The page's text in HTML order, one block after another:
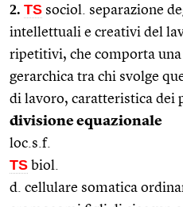
2. TS sociol. separazione
intellettuali e creativi del
ripetitivi, che comporta
gerarchica tra chi svolge
di lavoro, caratteristica dei
divisione equazionale
loc.s.f.
TS biol.
d. cellulare somatica